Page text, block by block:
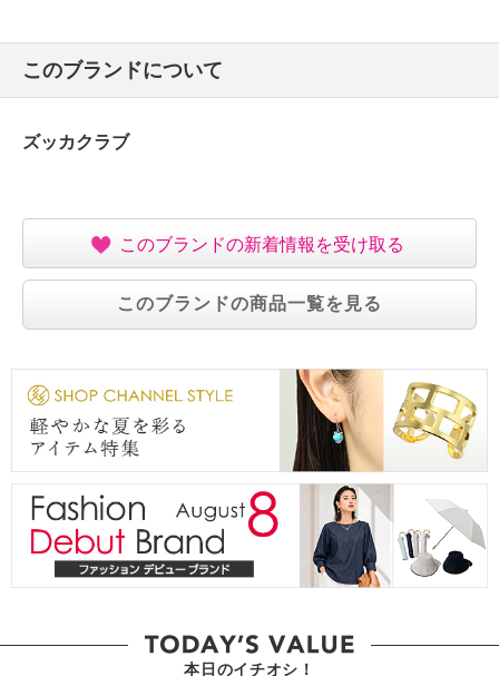
このブランドについて
ズッカクラブ
このブランドの新着情報を受け取る
このブランドの商品一覧を見る
本日のイチオシ！